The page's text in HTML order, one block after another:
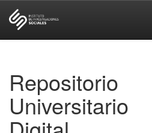
Repositorio
Universitario